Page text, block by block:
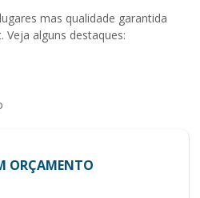
mas qualidade garantida
alguns destaques:
ORÇAMENTO